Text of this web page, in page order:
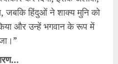
जबकि हिंदुओं ने शाक्य मुनि को
और उन्हें भगवान के रूप में